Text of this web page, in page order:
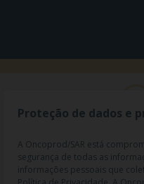
Proteção de dados e
A Oncoprod/SAR está
segurança de todas as
informações pessoais que